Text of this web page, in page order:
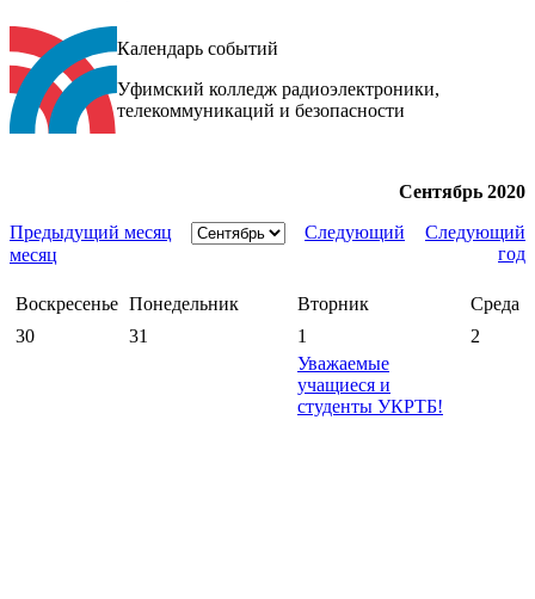
Календарь событий
Уфимский колледж радиоэлектроники,
телекоммуникаций и безопасности
Сентябрь 2020
Предыдущий месяц
Следующий
месяц
Следующий
год
Воскресенье Понедельник Вторник
Среда
30
31
1
Уважаемые
учащиеся и
студенты УКРТБ!
2